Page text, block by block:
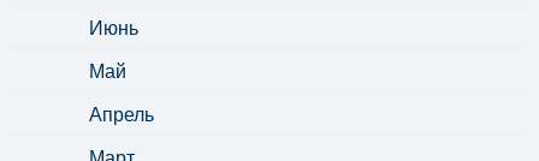
Июнь
Май
Апрель